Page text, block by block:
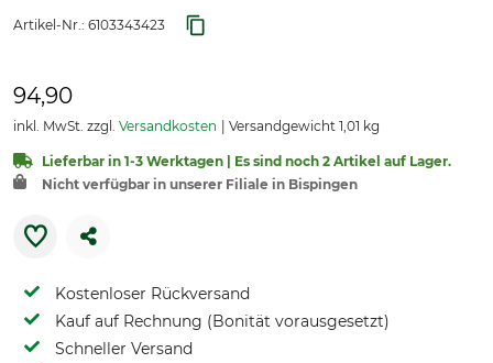
Artikel-Nr.: 6103343423
94,90
inkl. MwSt. zzgl. Versandkosten Versandgewicht 1,01 kg
Lieferbar in 1-3 Werktagen | Es sind noch 2 Artikel auf Lager.
Nicht verfügbar in unserer Filiale in Bispingen
Kostenloser Rückversand
Kauf auf Rechnung (Bonität vorausgesetzt)
Schneller Versand